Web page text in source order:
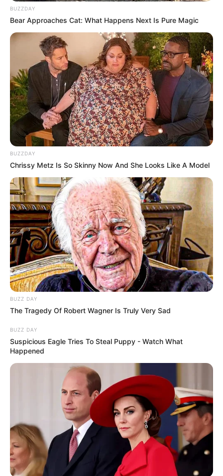
BUZZDAY
Bear Approaches Cat: What Happens Next Is Pure Magic
BUZZDAY
Chrissy Metz Is So Skinny Now And She Looks Like A Model
BUZZ DAY
The Tragedy Of Robert Wagner Is Truly Very Sad
BUZZ DAY
Suspicious Eagle Tries To Steal Puppy - Watch What
Happened